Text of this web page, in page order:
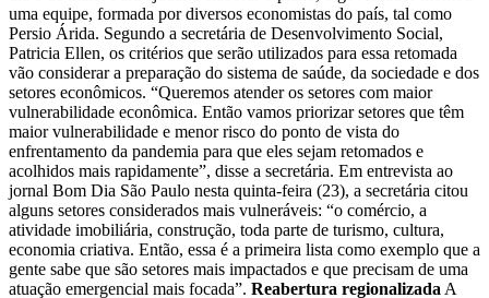
uma equipe, formada por diversos economistas do país, tal como
Persio Árida. Segundo a secretária de Desenvolvimento Social,
Patricia Ellen, os critérios que serão utilizados para essa retomada
vão considerar a preparação do sistema de saúde, da sociedade e dos
setores econômicos. “Queremos atender os setores com maior
vulnerabilidade econômica. Então vamos priorizar setores que têm
maior vulnerabilidade e menor risco do ponto de vista do
enfrentamento da pandemia para que eles sejam retomados e
acolhidos mais rapidamente”, disse a secretária. Em entrevista ao
jornal Bom Dia São Paulo nesta quinta-feira (23), a secretária citou
alguns setores considerados mais vulneráveis: “o comércio, a
atividade imobiliária, construção, toda parte de turismo, cultura,
economia criativa. Então, essa é a primeira lista como exemplo que a
gente sabe que são setores mais impactados e que precisam de uma
atuação emergencial mais focada”. Reabertura regionalizada A